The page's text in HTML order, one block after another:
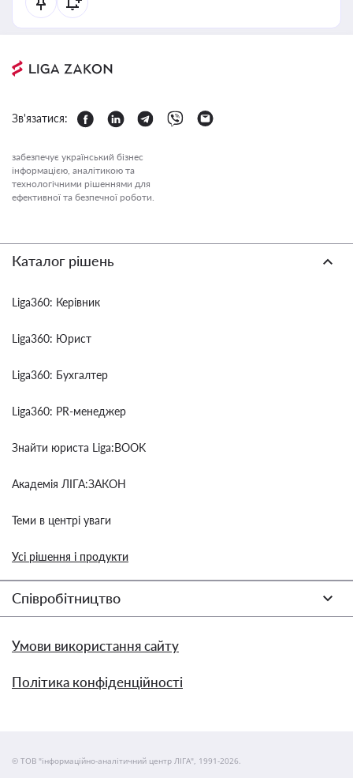
Зв'язатися:
забезпечує український бізнес
інформацією, аналітикою та
технологічними рішеннями для
ефективної та безпечної роботи.
Каталог рішень
Liga360: Керівник
Liga360: Юрист
Liga360: Бухгалтер
Liga360: PR-менеджер
Знайти юриста Liga:BOOK
Академія ЛІГА:ЗАКОН
Теми в центрі уваги
Усі рішення і продукти
Співробітництво
Умови використання сайту
Політика конфіденційності
© ТОВ "інформаційно-аналітичний центр ЛІГА", 1991-2026.